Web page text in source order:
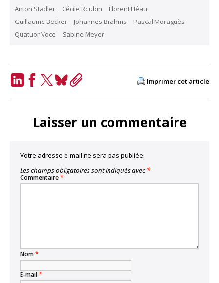
Anton Stadler Cécile Roubin
Florent Héau
Guillaume Becker
Johannes Brahms
Pascal Moraguès
Quatuor Voce
Sabine Meyer
Imprimer cet article
Laisser un commentaire
Votre adresse e-mail ne sera pas publiée.
Les champs obligatoires sont indiqués avec *
Commentaire*
Nom*
E-mail*